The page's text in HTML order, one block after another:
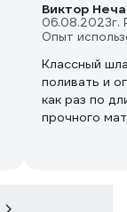
Виктор
06.08.2023г.
Опыт
Классный
поливать и
как раз по
прочного